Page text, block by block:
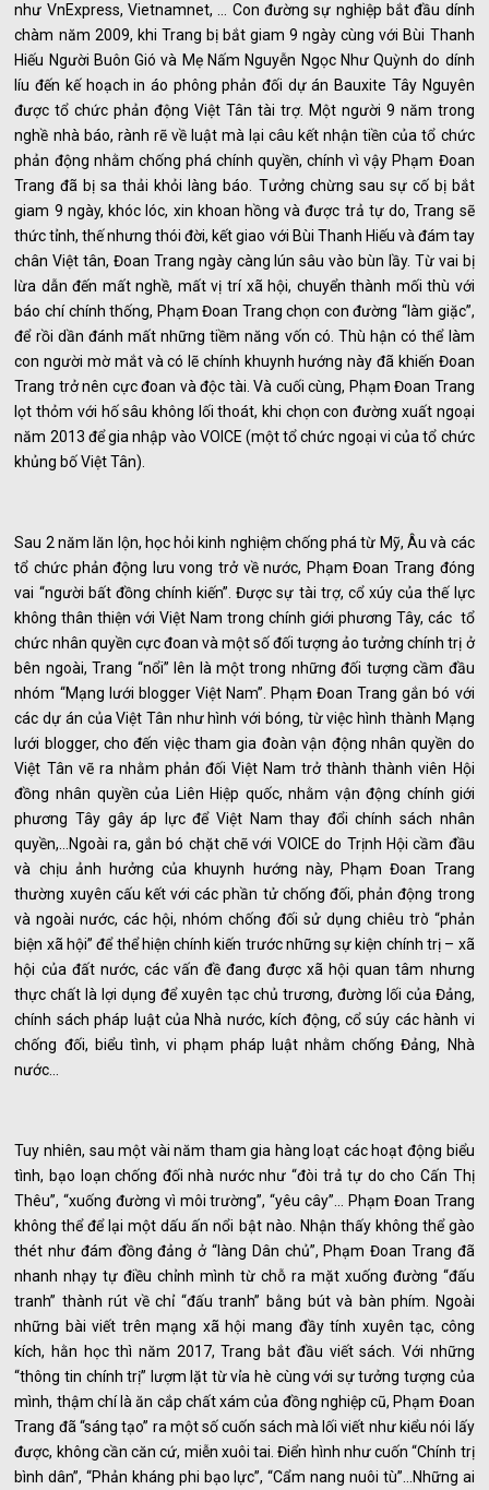
như VnExpress, Vietnamnet, … Con đường sự nghiệp bắt đầu dính
chàm năm 2009, khi Trang bị bắt giam 9 ngày cùng với Bùi Thanh
Hiếu Người Buôn Gió và Mẹ Nấm Nguyễn Ngọc Như Quỳnh do dính
líu đến kế hoạch in áo phông phản đối dự án Bauxite Tây Nguyên
được tổ chức phản động Việt Tân tài trợ. Một người 9 năm trong
nghề nhà báo, rành rẽ về luật mà lại câu kết nhận tiền của tổ chức
phản động nhằm chống phá chính quyền, chính vì vậy Phạm Đoan
Trang đã bị sa thải khỏi làng báo. Tưởng chừng sau sự cố bị bắt
giam 9 ngày, khóc lóc, xin khoan hồng và được trả tự do, Trang sẽ
thức tỉnh, thế nhưng thói đời, kết giao với Bùi Thanh Hiếu và đám tay
chân Việt tân, Đoan Trang ngày càng lún sâu vào bùn lầy. Từ vai bị
lừa dẫn đến mất nghề, mất vị trí xã hội, chuyển thành mối thù với
báo chí chính thống, Phạm Đoan Trang chọn con đường “làm giặc”,
để rồi dần đánh mất những tiềm năng vốn có. Thù hận có thể làm
con người mờ mắt và có lẽ chính khuynh hướng này đã khiến Đoan
Trang trở nên cực đoan và độc tài. Và cuối cùng, Phạm Đoan Trang
lọt thỏm với hố sâu không lối thoát, khi chọn con đường xuất ngoại
năm 2013 để gia nhập vào VOICE (một tổ chức ngoại vi của tổ chức
khủng bố Việt Tân).
Sau 2 năm lăn lộn, học hỏi kinh nghiệm chống phá từ Mỹ, Âu và các
tổ chức phản động lưu vong trở về nước, Phạm Đoan Trang đóng
vai “người bất đồng chính kiến”. Được sự tài trợ, cổ xúy của thế lực
không thân thiện với Việt Nam trong chính giới phương Tây, các tổ
chức nhân quyền cực đoan và một số đối tượng ảo tưởng chính trị ở
bên ngoài, Trang “nổi” lên là một trong những đối tượng cầm đầu
nhóm “Mạng lưới blogger Việt Nam”. Phạm Đoan Trang gắn bó với
các dự án của Việt Tân như hình với bóng, từ việc hình thành Mạng
lưới blogger, cho đến việc tham gia đoàn vận động nhân quyền do
Việt Tân vẽ ra nhằm phản đối Việt Nam trở thành thành viên Hội
đồng nhân quyền của Liên Hiệp quốc, nhằm vận động chính giới
phương Tây gây áp lực để Việt Nam thay đổi chính sách nhân
quyền,…Ngoài ra, gắn bó chặt chẽ với VOICE do Trịnh Hội cầm đầu
và chịu ảnh hưởng của khuynh hướng này, Phạm Đoan Trang
thường xuyên cấu kết với các phần tử chống đối, phản động trong
và ngoài nước, các hội, nhóm chống đối sử dụng chiêu trò “phản
biện xã hội” để thể hiện chính kiến trước những sự kiện chính trị – xã
hội của đất nước, các vấn đề đang được xã hội quan tâm nhưng
thực chất là lợi dụng để xuyên tạc chủ trương, đường lối của Đảng,
chính sách pháp luật của Nhà nước, kích động, cổ súy các hành vi
chống đối, biểu tình, vi phạm pháp luật nhằm chống Đảng, Nhà
nước…
Tuy nhiên, sau một vài năm tham gia hàng loạt các hoạt động biểu
tình, bạo loạn chống đối nhà nước như “đòi trả tự do cho Cấn Thị
Thêu”, “xuống đường vì môi trường”, “yêu cây”… Phạm Đoan Trang
không thể để lại một dấu ấn nổi bật nào. Nhận thấy không thể gào
thét như đám đồng đảng ở “làng Dân chủ”, Phạm Đoan Trang đã
nhanh nhạy tự điều chỉnh mình từ chỗ ra mặt xuống đường “đấu
tranh” thành rút về chỉ “đấu tranh” bằng bút và bàn phím. Ngoài
những bài viết trên mạng xã hội mang đầy tính xuyên tạc, công
kích, hằn học thì năm 2017, Trang bắt đầu viết sách. Với những
“thông tin chính trị” lượm lặt từ vỉa hè cùng với sự tưởng tượng của
mình, thậm chí là ăn cắp chất xám của đồng nghiệp cũ, Phạm Đoan
Trang đã “sáng tạo” ra một số cuốn sách mà lối viết như kiểu nói lấy
được, không cần căn cứ, miễn xuôi tai. Điển hình như cuốn “Chính trị
bình dân”, “Phản kháng phi bạo lực”, “Cẩm nang nuôi tù”…Những ai